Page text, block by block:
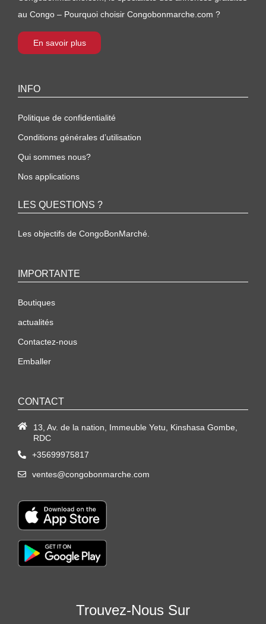
au Congo – Pourquoi choisir Congobonmarche.com ?
En savoir plus
INFO
Politique de confidentialité
Conditions générales d’utilisation
Qui sommes nous?
Nos applications
LES QUESTIONS ?
Les objectifs de CongoBonMarché.
IMPORTANTE
Boutiques
actualités
Contactez-nous
Emballer
CONTACT
13, Av. de la nation, Immeuble Yetu, Kinshasa Gombe,
RDC
+35699975817
ventes@congobonmarche.com
Trouvez-Nous Sur